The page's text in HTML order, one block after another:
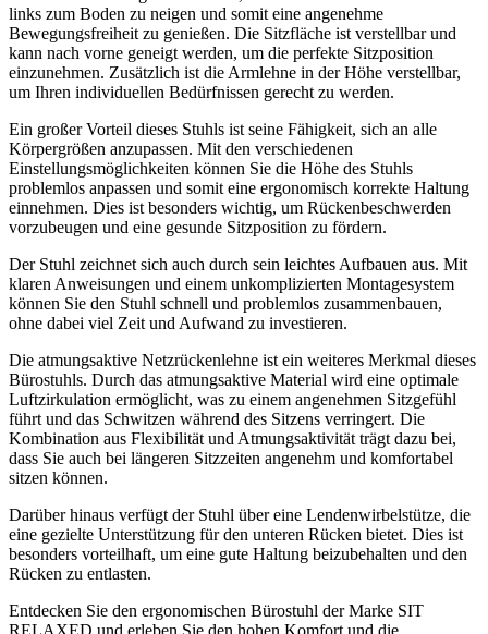
links zum Boden zu neigen und somit eine angenehme
Bewegungsfreiheit zu genießen. Die Sitzfläche ist verstellbar und
kann nach vorne geneigt werden, um die perfekte Sitzposition
einzunehmen. Zusätzlich ist die Armlehne in der Höhe verstellbar,
um Ihren individuellen Bedürfnissen gerecht zu werden.
Ein großer Vorteil dieses Stuhls ist seine Fähigkeit, sich an alle
Körpergrößen anzupassen. Mit den verschiedenen
Einstellungsmöglichkeiten können Sie die Höhe des Stuhls
problemlos anpassen und somit eine ergonomisch korrekte Haltung
einnehmen. Dies ist besonders wichtig, um Rückenbeschwerden
vorzubeugen und eine gesunde Sitzposition zu fördern.
Der Stuhl zeichnet sich auch durch sein leichtes Aufbauen aus. Mit
klaren Anweisungen und einem unkomplizierten Montagesystem
können Sie den Stuhl schnell und problemlos zusammenbauen,
ohne dabei viel Zeit und Aufwand zu investieren.
Die atmungsaktive Netzrückenlehne ist ein weiteres Merkmal dieses
Bürostuhls. Durch das atmungsaktive Material wird eine optimale
Luftzirkulation ermöglicht, was zu einem angenehmen Sitzgefühl
führt und das Schwitzen während des Sitzens verringert. Die
Kombination aus Flexibilität und Atmungsaktivität trägt dazu bei,
dass Sie auch bei längeren Sitzzeiten angenehm und komfortabel
sitzen können.
Darüber hinaus verfügt der Stuhl über eine Lendenwirbelstütze, die
eine gezielte Unterstützung für den unteren Rücken bietet. Dies ist
besonders vorteilhaft, um eine gute Haltung beizubehalten und den
Rücken zu entlasten.
Entdecken Sie den ergonomischen Bürostuhl der Marke SIT
RELAXED und erleben Sie den hohen Komfort und die